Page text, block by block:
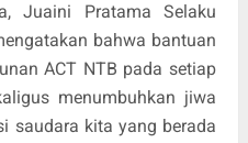
Juaini Pratama Selaku
bahwa bantuan
ACT NTB pada setiap
menumbuhkan jiwa
saudara kita yang berada